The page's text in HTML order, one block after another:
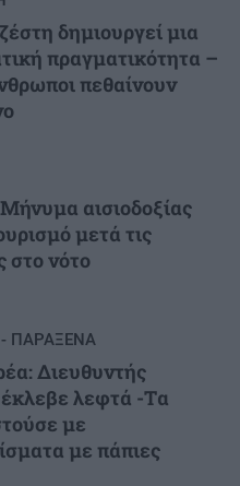
δημιουργεί μια
πραγματικότητα –
πεθαίνουν
αισιοδοξίας
μετά τις
στο νότο
- ΠΑΡΑΞΕΝΑ
Διευθυντής
λεφτά -Tα
με
με πάπιες